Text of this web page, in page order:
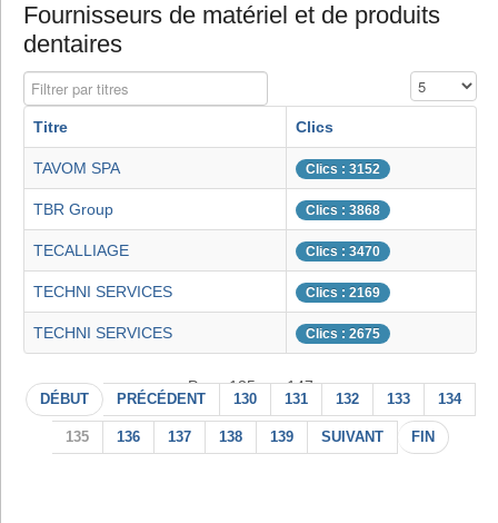
Fournisseurs de matériel et de produits
dentaires
Filtrer par titres Affichage #
Titre Clics
TAVOM SPA Clics : 3152
TBR Group Clics : 3868
TECALLIAGE Clics : 3470
TECHNI SERVICES Clics : 2169
TECHNI SERVICES Clics : 2675
Page 135 sur 147
DÉBUT PRÉCÉDENT 130 131 132 133 134
135 136 137 138 139 SUIVANT FIN